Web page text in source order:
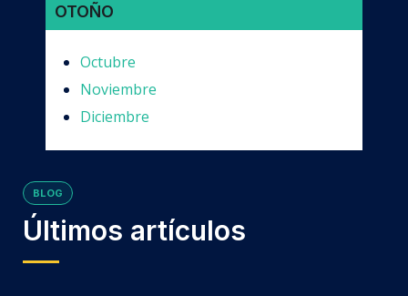
OTOÑO
Octubre
Noviembre
Diciembre
BLOG
Últimos artículos